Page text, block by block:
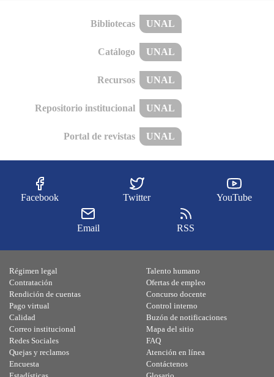
Bibliotecas UNAL
Catálogo UNAL
Recursos UNAL
Repositorio institucional UNAL
Portal de revistas UNAL
Facebook Twitter YouTube
Email RSS
Régimen legal
Contratación
Rendición de cuentas
Pago virtual
Calidad
Talento humano
Ofertas de empleo
Concurso docente
Control interno
Buzón de notificaciones
Correo institucional
Redes Sociales
Quejas y reclamos
Encuesta
Mapa del sitio
FAQ
Atención en línea
Contáctenos